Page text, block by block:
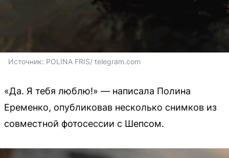
Источник: POLINA FRIS/ telegram.com
«Да. Я тебя люблю!» — написала Полина
Еременко, опубликовав несколько снимков из
совместной фотосессии с Шепсом.